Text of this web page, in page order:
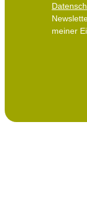
meiner